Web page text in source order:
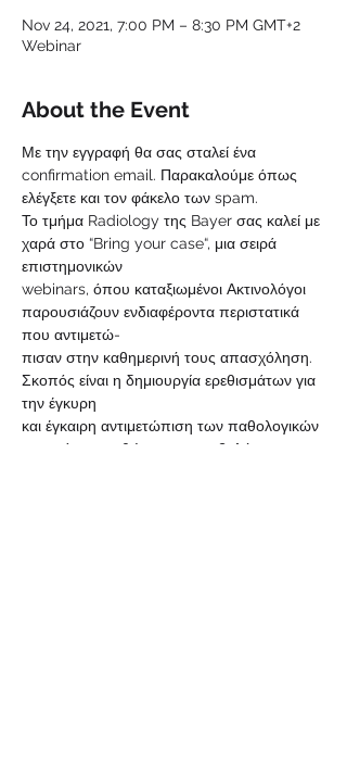
Nov 24, 2021, 7:00 PM – 8:30 PM GMT+2
Webinar
About the Event
Με την εγγραφή θα σας σταλεί ένα
confirmation email. Παρακαλούμε όπως
ελέγξετε και τον φάκελο των spam.
Το τμήμα Radiology της Bayer σας καλεί με
χαρά στο “Bring your case“, μια σειρά
επιστημονικών
webinars, όπου καταξιωμένοι Ακτινολόγοι
παρουσιάζουν ενδιαφέροντα περιστατικά
που αντιμετώ-
πισαν στην καθημερινή τους απασχόληση.
Σκοπός είναι η δημιουργία ερεθισμάτων για
την έγκυρη
και έγκαιρη αντιμετώπιση των παθολογικών
ευρημάτων, καθώς και η συμβολή στην